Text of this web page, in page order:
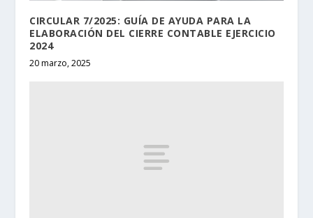
CIRCULAR 7/2025: GUÍA DE AYUDA PARA LA
ELABORACIÓN DEL CIERRE CONTABLE EJERCICIO
2024
20 marzo, 2025